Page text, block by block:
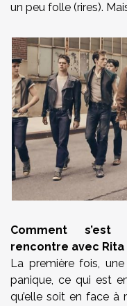
un peu folle (rires).
Comment
rencontre avec Rita
La première fois,
panique, ce qui est
qu’elle soit en face à